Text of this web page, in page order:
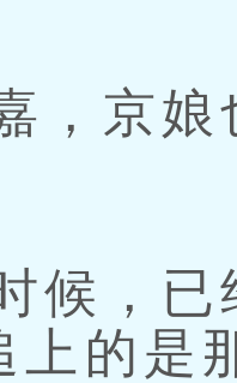
京娘
，已
上的是